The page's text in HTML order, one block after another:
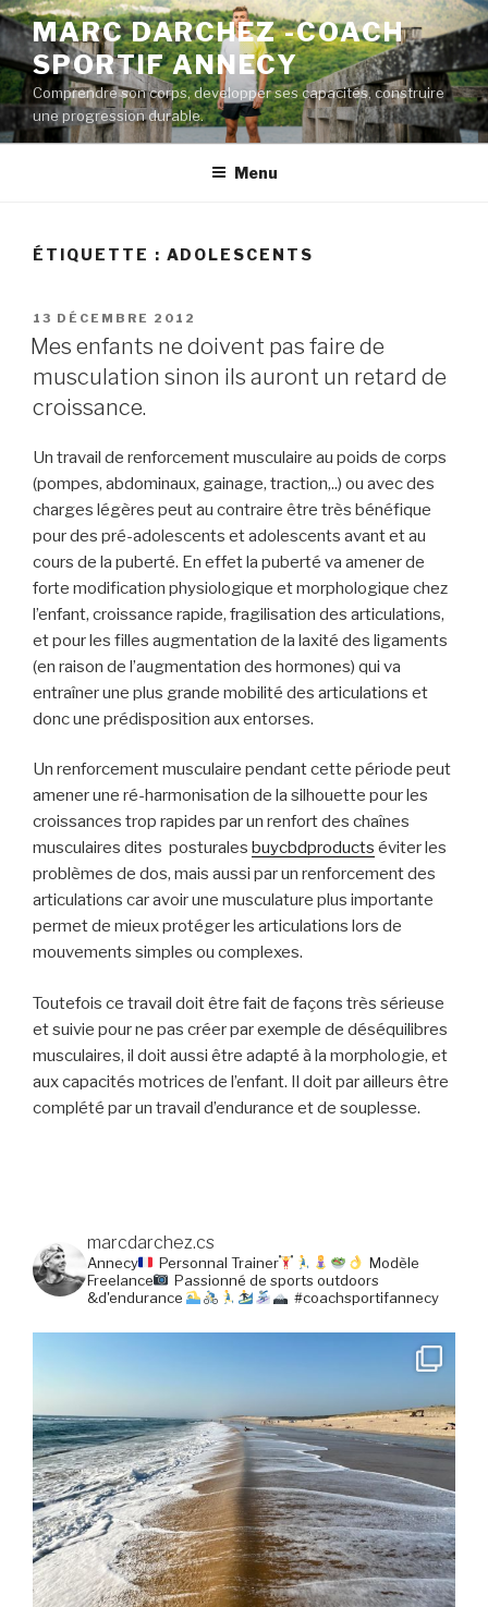
Aller
au
contenu
principal
MARC DARCHEZ -COACH
SPORTIF ANNECY
Comprendre son corps, developper ses capacités, construire
une progression durable.
Menu
ÉTIQUETTE : ADOLESCENTS
PUBLIÉ
LE
13 DÉCEMBRE 2012
Mes enfants ne doivent pas faire de
musculation sinon ils auront un retard de
croissance.
Un travail de renforcement musculaire au poids de corps
(pompes, abdominaux, gainage, traction,..) ou avec des
charges légères peut au contraire être très bénéfique
pour des pré-adolescents et adolescents avant et au
cours de la puberté. En effet la puberté va amener de
forte modification physiologique et morphologique chez
l’enfant, croissance rapide, fragilisation des articulations,
et pour les filles augmentation de la laxité des ligaments
(en raison de l’augmentation des hormones) qui va
entraîner une plus grande mobilité des articulations et
donc une prédisposition aux entorses.
Un renforcement musculaire pendant cette période peut
amener une ré-harmonisation de la silhouette pour les
croissances trop rapides par un renfort des chaînes
musculaires dites posturales buycbdproducts éviter les
problèmes de dos, mais aussi par un renforcement des
articulations car avoir une musculature plus importante
permet de mieux protéger les articulations lors de
mouvements simples ou complexes.
Toutefois ce travail doit être fait de façons très sérieuse
et suivie pour ne pas créer par exemple de déséquilibres
musculaires, il doit aussi être adapté à la morphologie, et
aux capacités motrices de l’enfant. Il doit par ailleurs être
complété par un travail d’endurance et de souplesse.
marcdarchez.cs
Annecy Personnal Trainer
Modèle
Freelance
Passionné de sports outdoors
&d'endurance
#coachsportifannecy